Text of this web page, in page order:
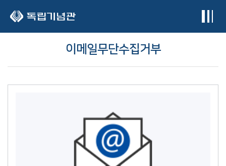
이메일무단수집거부